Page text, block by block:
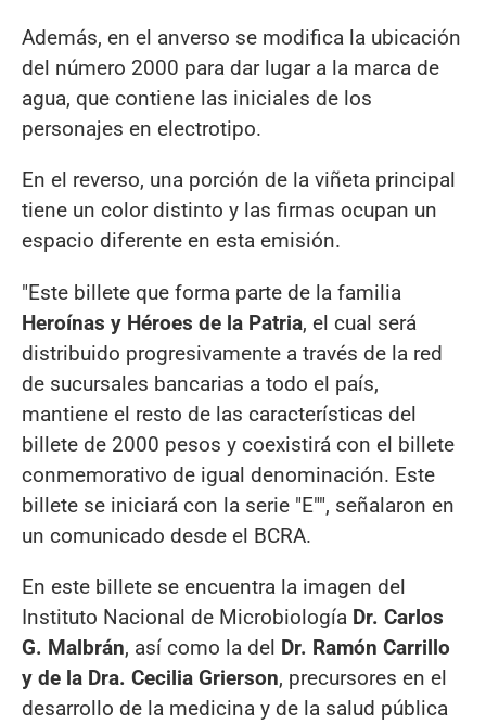
Además, en el anverso se modifica la ubicación
del número 2000 para dar lugar a la marca de
agua, que contiene las iniciales de los
personajes en electrotipo.
En el reverso, una porción de la viñeta principal
tiene un color distinto y las firmas ocupan un
espacio diferente en esta emisión.
"Este billete que forma parte de la familia
Heroínas y Héroes de la Patria, el cual será
distribuido progresivamente a través de la red
de sucursales bancarias a todo el país,
mantiene el resto de las características del
billete de 2000 pesos y coexistirá con el billete
conmemorativo de igual denominación. Este
billete se iniciará con la serie "E"", señalaron en
un comunicado desde el BCRA.
En este billete se encuentra la imagen del
Instituto Nacional de Microbiología Dr. Carlos
G. Malbrán, así como la del Dr. Ramón Carrillo
y de la Dra. Cecilia Grierson, precursores en el
desarrollo de la medicina y de la salud pública